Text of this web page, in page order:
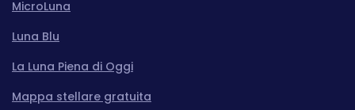
MicroLuna
Luna Blu
La Luna Piena di Oggi
Mappa stellare gratuita